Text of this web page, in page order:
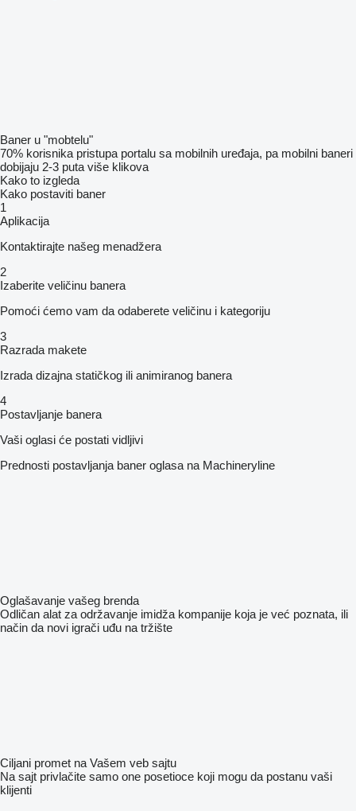
Baner u "mobtelu"
70% korisnika pristupa portalu sa mobilnih uređaja, pa mobilni baneri
dobijaju 2-3 puta više klikova
Kako to izgleda
Kako postaviti baner
1
Aplikacija
Kontaktirajte našeg menadžera
2
Izaberite veličinu banera
Pomoći ćemo vam da odaberete veličinu i kategoriju
3
Razrada makete
Izrada dizajna statičkog ili animiranog banera
4
Postavljanje banera
Vaši oglasi će postati vidljivi
Prednosti postavljanja baner oglasa na Machineryline
Oglašavanje vašeg brenda
Odličan alat za održavanje imidža kompanije koja je već poznata, ili
način da novi igrači uđu na tržište
Ciljani promet na Vašem veb sajtu
Na sajt privlačite samo one posetioce koji mogu da postanu vaši
klijenti